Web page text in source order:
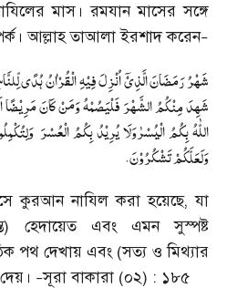
মাস। রমযান মাসের সঙ্গে
আল্লাহ তাআলা ইরশাদ করেন–
شَہۡرُ رَمَضَانَ الَّذِیۡۤ اُنۡزِلَ فِیۡہِ الۡقُرۡاٰنُ ہُدًی
شَہِدَ مِنۡکُمُ الشَّہۡرَ فَلۡیَصُمۡہُ وَمَنۡ کَانَ مَرِیۡضًا
اللّٰہُ بِکُمُ الۡیُسۡرٰوَلَا یُرِیۡدُ بِکُمُ الۡعُسۡرَ
وَلَعَلَّکُمۡ تَشۡکُرُوۡنَ.
কুরআন নাযিল করা হয়েছে,যা
হেদায়েত এবং এমন সুস্পষ্ট
পথ দেখায় এবং (সত্য ও মিথ্যার
–সূরা বাকারা (০২) : ১৮৫